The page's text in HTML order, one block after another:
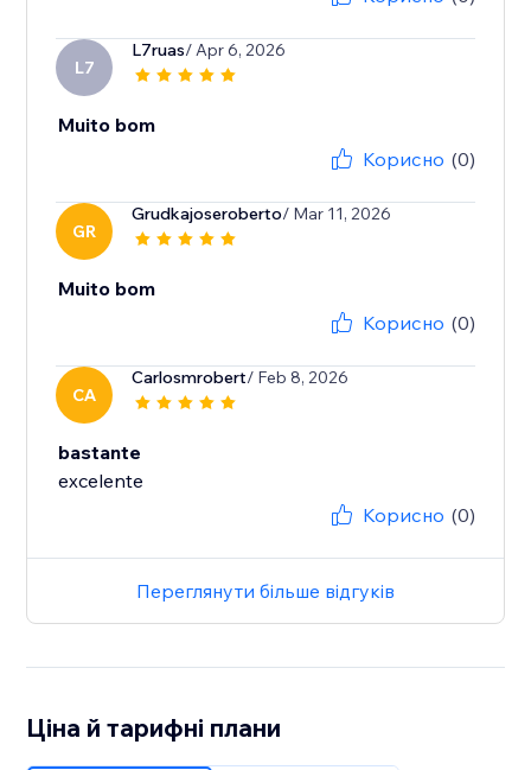
L7
L7ruas/ Apr 6, 2026
Muito bom
Корисно (0)
GR
Grudkajoseroberto/ Mar 11, 2026
Muito bom
Корисно (0)
CA
Carlosmrobert/ Feb 8, 2026
bastante
excelente
Корисно (0)
Переглянути більше відгуків
Ціна й тарифні плани